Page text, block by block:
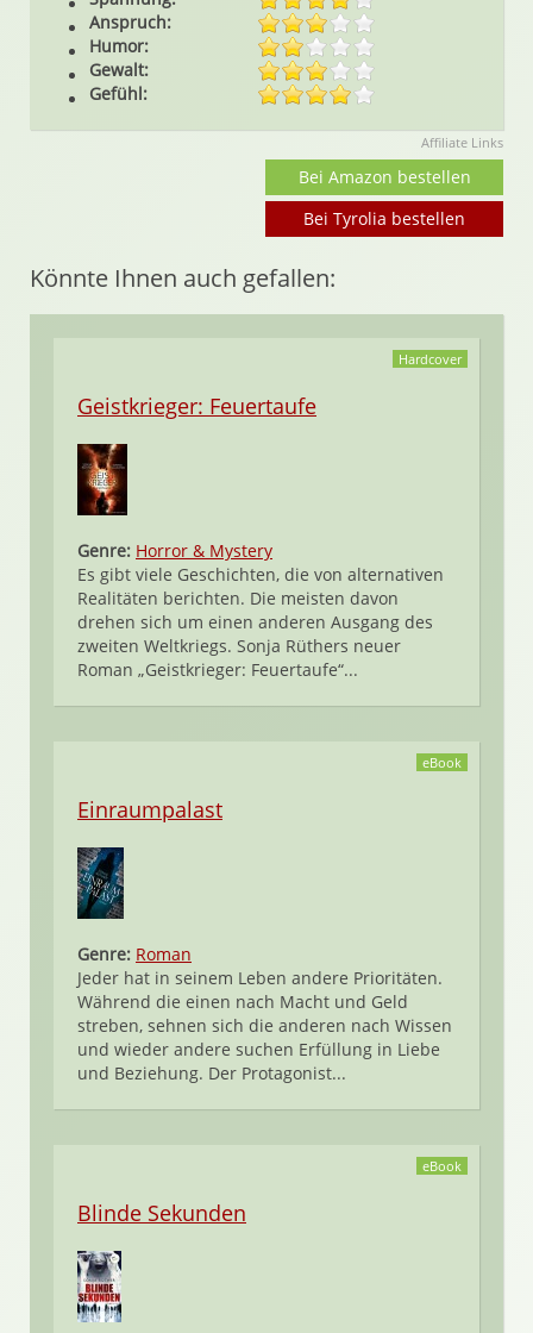
Anspruch:
Humor:
Gewalt:
Gefühl:
Affiliate Links
Bei Amazon bestellen
Bei Tyrolia bestellen
Könnte Ihnen auch gefallen:
Hardcover
Geistkrieger: Feuertaufe
Genre: Horror & Mystery
Es gibt viele Geschichten, die von alternativen
Realitäten berichten. Die meisten davon
drehen sich um einen anderen Ausgang des
zweiten Weltkriegs. Sonja Rüthers neuer
Roman „Geistkrieger: Feuertaufe“...
eBook
Einraumpalast
Genre: Roman
Jeder hat in seinem Leben andere Prioritäten.
Während die einen nach Macht und Geld
streben, sehnen sich die anderen nach Wissen
und wieder andere suchen Erfüllung in Liebe
und Beziehung. Der Protagonist...
eBook
Blinde Sekunden